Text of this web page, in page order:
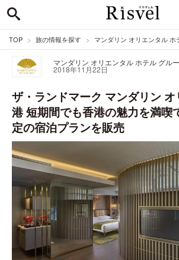
TOP 旅の情報を探す マンダリン オリエンタル ホ
マンダリン オリエンタル ホテル グル
2018年11月22日
ザ・ランドマーク マンダリン
港 短期間でも香港の魅力を満喫
定の宿泊プランを販売